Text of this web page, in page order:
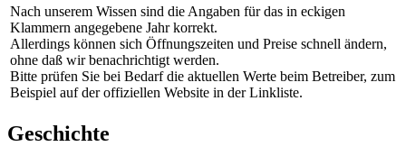
Nach unserem Wissen sind die Angaben für das in eckigen
Klammern angegebene Jahr korrekt.
Allerdings können sich Öffnungszeiten und Preise schnell ändern,
ohne daß wir benachrichtigt werden.
Bitte prüfen Sie bei Bedarf die aktuellen Werte beim Betreiber, zum
Beispiel auf der offiziellen Website in der Linkliste.
Geschichte